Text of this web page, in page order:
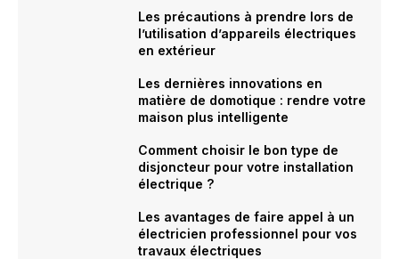
Les précautions à prendre lors de
l’utilisation d’appareils électriques
en extérieur
Les dernières innovations en
matière de domotique : rendre votre
maison plus intelligente
Comment choisir le bon type de
disjoncteur pour votre installation
électrique ?
Les avantages de faire appel à un
électricien professionnel pour vos
travaux électriques